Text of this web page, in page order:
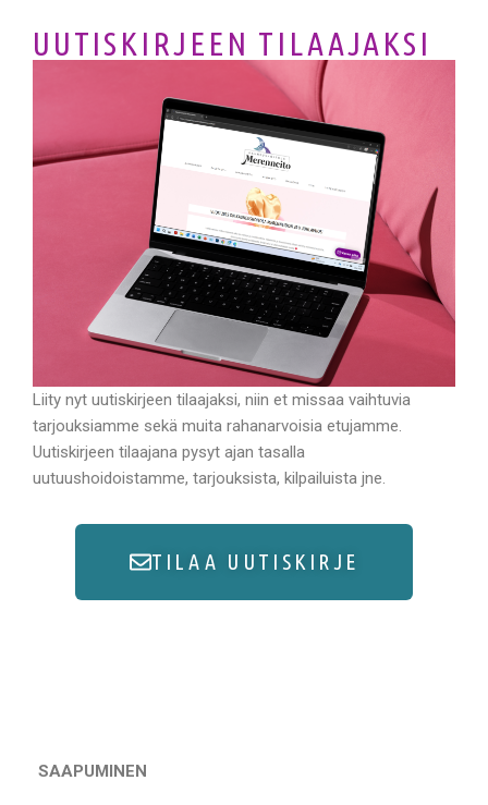
UUTISKIRJEEN TILAAJAKSI
Liity nyt uutiskirjeen tilaajaksi, niin et missaa vaihtuvia
tarjouksiamme sekä muita rahanarvoisia etujamme.
Uutiskirjeen tilaajana pysyt ajan tasalla
uutuushoidoistamme, tarjouksista, kilpailuista jne.
TILAA UUTISKIRJE
SAAPUMINEN